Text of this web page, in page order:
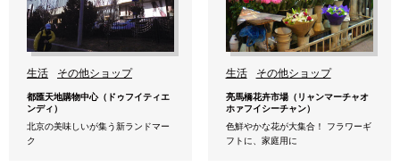
生活 その他ショップ
都匯天地購物中心（ドゥフイティエ
ンディ）
北京の美味しいが集う新ランドマー
ク
生活 その他ショップ
亮馬橋花卉市場（リャンマーチャオ
ホァフイシーチャン）
色鮮やかな花が大集合！ フラワーギ
フトに、家庭用に